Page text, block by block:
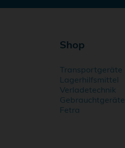
Shop
Transportgeräte
Lagerhilfsmittel
Verladetechnik
Gebrauchtgeräte
Fetra